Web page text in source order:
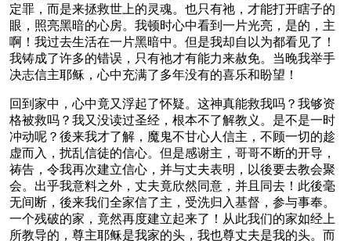
定罪，而是来拯救世上的灵魂。也只有祂，才能打开瞎子的
眼，照亮黑暗的心房。我顿时心中看到一片光亮，是的，主
啊！我过去生活在一片黑暗中。但是我却自以为都看见了！
我铸成了许多的错误，只有祂才有能力来赦免。当晚我举手
决志信主耶稣，心中充满了多年没有的喜乐和盼望！
回到家中，心中竟又浮起了怀疑。这神真能救我吗？我够资
格被救吗？我又没读过圣经，根本不了解教义。是不是一时
冲动呢？後来我才了解，魔鬼不甘心人信主，不顾一切的趁
虚而入，扰乱信徒的信心。但是感谢主，哥哥不断的开导，
祷告，令我再次建立信心，并与丈夫表明，以後要去教会聚
会。出乎我意料之外，丈夫竟欣然同意，并且同去！此後毫
无间断，後来我们全家信了主，受洗归入基督，参与事奉。
一个残破的家，竟然再度建立起来了！从此我们的家如经上
所教导的，尊主耶稣是我家的头，我也尊丈夫是我的头。而